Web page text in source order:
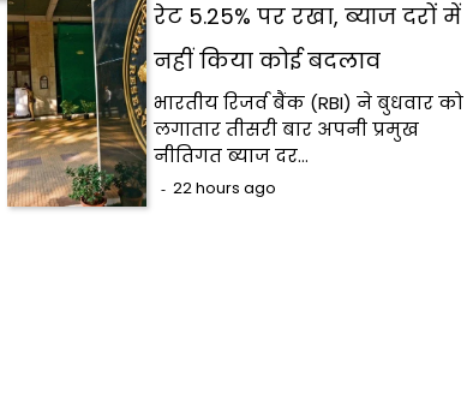
रेट 5.25% पर रखा, ब्याज दरों में
नहीं किया कोई बदलाव
भारतीय रिजर्व बैंक (RBI) ने बुधवार को
लगातार तीसरी बार अपनी प्रमुख
नीतिगत ब्याज दर…
22 hours ago